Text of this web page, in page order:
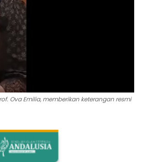
Ova Emilia, memberikan keterangan resmi